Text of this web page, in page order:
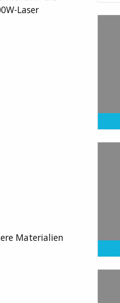
Laser
Materialien